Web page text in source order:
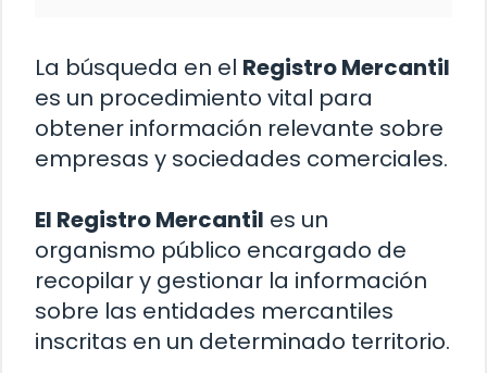
La búsqueda en el Registro Mercantil
es un procedimiento vital para
obtener información relevante sobre
empresas y sociedades comerciales.
El Registro Mercantil es un
organismo público encargado de
recopilar y gestionar la información
sobre las entidades mercantiles
inscritas en un determinado territorio.